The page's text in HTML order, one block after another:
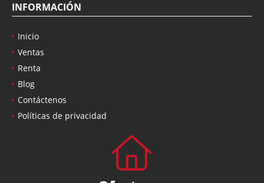
INFORMACIÓN
Inicio
Ventas
Renta
Blog
Contáctenos
Políticas de privacidad